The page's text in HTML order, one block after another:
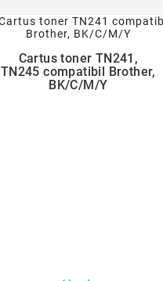

favorite_border
Cartus toner TN241,
TN245 compatibil Brother,
BK/C/M/Y